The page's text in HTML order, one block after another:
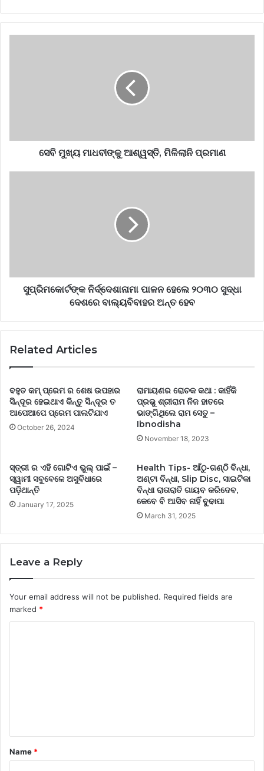
ସେବି ମୁଖ୍ୟ ମାଧବୀଙ୍କୁ ଆଶ୍ୱସ୍ତି, ମିଳିଲାନି ପ୍ରମାଣ
ସୁପ୍ରିମ‌କୋର୍ଟଙ୍କ ନିର୍ଦ୍ଦେଶାନାମା ପାଳନ ହେଲେ ୨୦୩୦ ସୁଦ୍ଧା‌
ଦେଶରେ ବାଲ୍ୟବିବାହର ଅନ୍ତ ହେବ
Related Articles
ବହୁତ କମ୍ ପ୍ରେମ ର ଶେଷ ଉପହାର
ସିନ୍ଦୂର ହେଇଥାଏ କିନ୍ତୁ ସିନ୍ଦୂର ତ
ଆପେଆପେ ପ୍ରେମ ପାଲଟିଯାଏ
October 26, 2024
ରାମାୟଣର ରୋଚକ କଥା : କାହିଁକି
ପ୍ରଭୁ ଶ୍ରୀରାମ ନିଜ ହାତରେ
ଭାଙ୍ଗିଥିଲେ ରାମ ସେତୁ –
Ibnodisha
November 18, 2023
ସ୍ତ୍ରୀ ର ଏହି ଗୋଟିଏ ଭୁଲ୍ ପାଇଁ –
ସ୍ୱାମୀ ସବୁବେଳେ ଅସୁବିଧାରେ
ପଡ଼ିଥାନ୍ତି
January 17, 2025
Health Tips- ଆଁଠୁ-ଗଣ୍ଠି ବିନ୍ଧା,
ଅଣ୍ଟା ବିନ୍ଧା, Slip Disc, ସାଇଟିକା
ବିନ୍ଧା ରାତାରାତି ଗାୟବ କରିଦେବ,
କେବେ ବି ଆସିବ ନାହିଁ ବୁଢାପା
March 31, 2025
Leave a Reply
Your email address will not be published. Required fields are
marked *
t
*
Name *